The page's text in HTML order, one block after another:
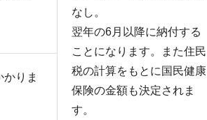
なし。
翌年の6月以降に納付する
ことになります。また住民
税の計算をもとに国民健康
保険の金額も決定されま
す。
りま